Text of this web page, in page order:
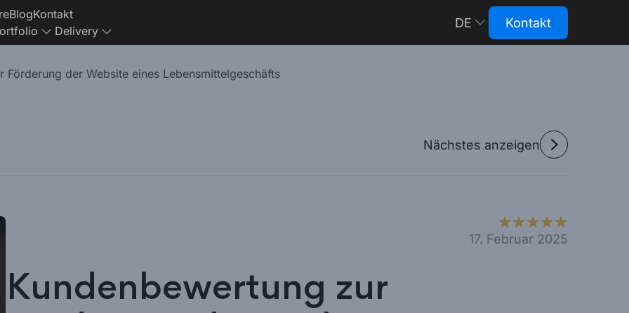
BlogKontakt
Delivery
DE
RU
Kontakt
Förderung der Website eines Lebensmittelgeschäfts
Nächstes anzeigen
17. Februar 2025
Kundenbewertung zur